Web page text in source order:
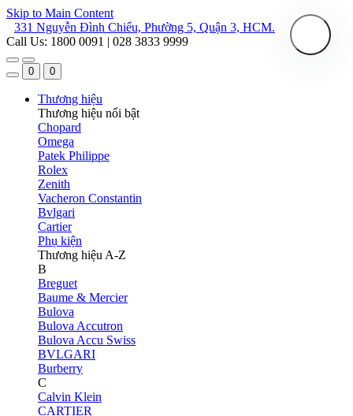
Skip to Main Content
331 Nguyễn Đình Chiểu, Phường 5, Quận 3, HCM.
Call Us: 1800 0091 | 028 3833 9999
0 0
Thương hiệu
Thương hiệu nổi bật
Chopard
Omega
Patek Philippe
Rolex
Zenith
Vacheron Constantin
Bvlgari
Cartier
Phụ kiện
Thương hiệu A-Z
B
Breguet
Baume & Mercier
Bulova
Bulova Accutron
Bulova Accu Swiss
BVLGARI
Burberry
C
Calvin Klein
CARTIER